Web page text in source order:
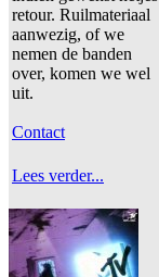
retour. Ruilmateriaal
aanwezig, of we
nemen de banden
over, komen we wel
uit.
Contact
Lees verder...